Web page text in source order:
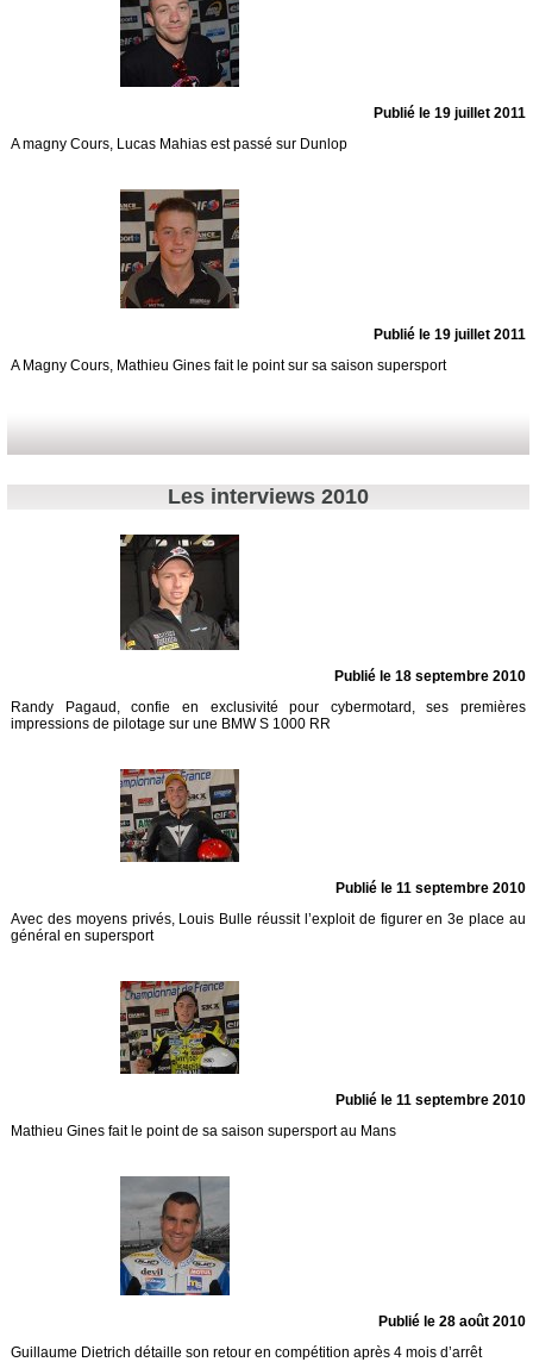
Publié le 19 juillet 2011
A magny Cours, Lucas Mahias est passé sur Dunlop
Publié le 19 juillet 2011
A Magny Cours, Mathieu Gines fait le point sur sa saison supersport
Les interviews 2010
Publié le 18 septembre 2010
Randy Pagaud, confie en exclusivité pour cybermotard, ses premières
impressions de pilotage sur une BMW S 1000 RR
Publié le 11 septembre 2010
Avec des moyens privés, Louis Bulle réussit l’exploit de figurer en 3e place au
général en supersport
Publié le 11 septembre 2010
Mathieu Gines fait le point de sa saison supersport au Mans
Publié le 28 août 2010
Guillaume Dietrich détaille son retour en compétition après 4 mois d’arrêt